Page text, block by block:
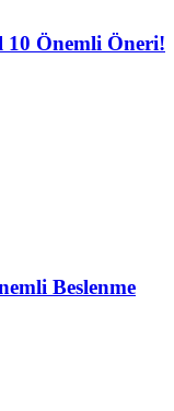
10 Önemli Öneri!
Beslenme